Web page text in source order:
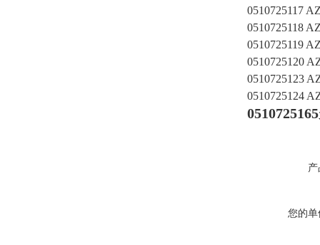
0510725117
0510725118
0510725119
0510725120
0510725123
0510725124
0510725165
您的